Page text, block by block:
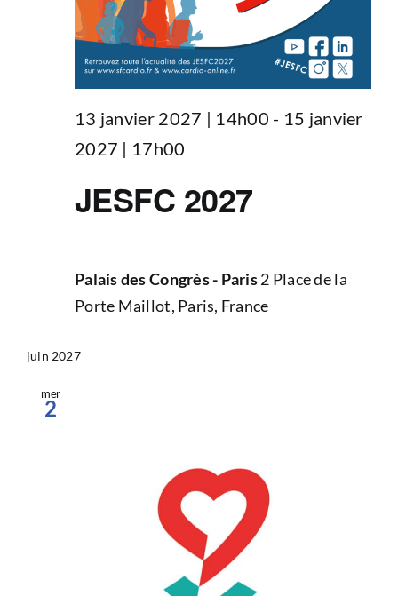
JESFC 2027
13 janvier 2027 | 14h00 - 15 janvier
2027 | 17h00
Palais des Congrès - Paris2 Place de la
Porte Maillot, Paris, France
juin 2027
mer
2